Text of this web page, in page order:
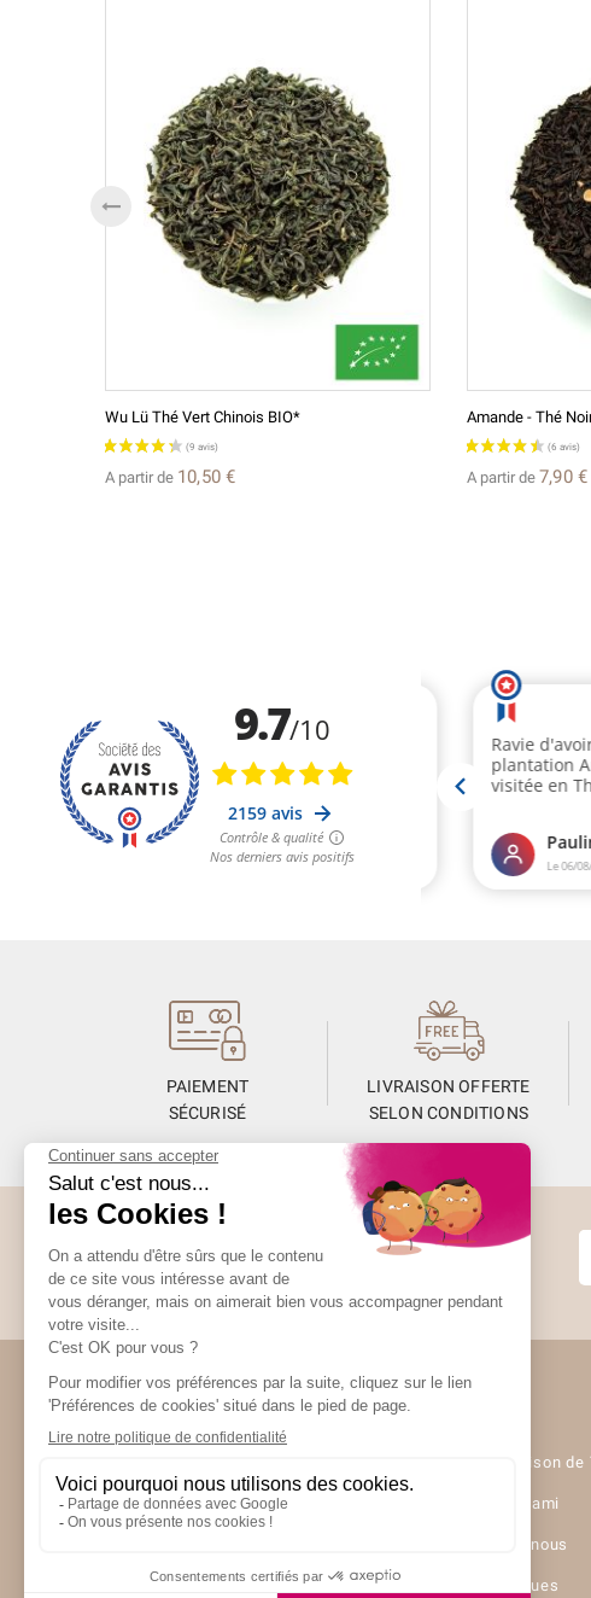
(10 avis)
Wu Lü Thé Vert Chinois BIO*
A partir de 10,50 €
Amande - Thé
A partir de 7,90 €
PAIEMENT
SÉCURISÉ
LIVRAISON OFFERTE
SELON CONDITIONS
Abonnez-vous à la Newsletter
Restez informés de toute l’actualité Unami
UNAMI Maison de
Ateliers Unami
Contactez-nous
Nos boutiques